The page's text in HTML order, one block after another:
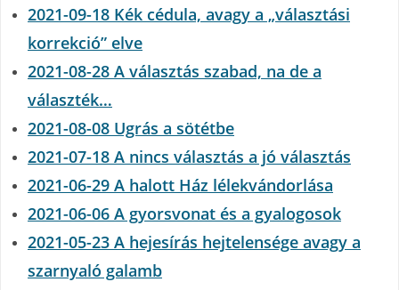
2021-09-18 Kék cédula, avagy a „választási
korrekció” elve
2021-08-28 A választás szabad, na de a
választék…
2021-08-08 Ugrás a sötétbe
2021-07-18 A nincs választás a jó választás
2021-06-29 A halott Ház lélekvándorlása
2021-06-06 A gyorsvonat és a gyalogosok
2021-05-23 A hejesírás hejtelensége avagy a
szarnyaló galamb